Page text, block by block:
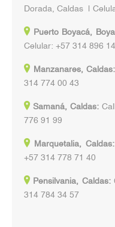
Dorada, Caldas |
Puerto Boyacá,
Celular: +57 314 896
Manzanares, Caldas:
314 774 00 43
Samaná, Caldas:
776 91 99
Marquetalia, Caldas:
+57 314 778 71 40
Pensilvania, Caldas:
314 784 34 57